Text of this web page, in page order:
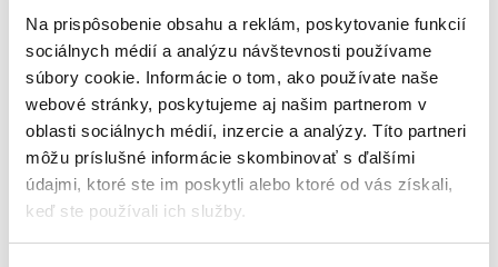
Na prispôsobenie obsahu a reklám, poskytovanie funkcií
sociálnych médií a analýzu návštevnosti používame
súbory cookie. Informácie o tom, ako používate naše
webové stránky, poskytujeme aj našim partnerom v
oblasti sociálnych médií, inzercie a analýzy. Títo partneri
môžu príslušné informácie skombinovať s ďalšími
údajmi, ktoré ste im poskytli alebo ktoré od vás získali,
keď ste používali ich služby.
Okrúhle zrkadlo s policou (NA MIERU)
✏
Okrúhle zrkadlo s policou. Vyrábame na mieru podľa predstáv
klienta.
Produkt bol úspešne pridaný do košíka